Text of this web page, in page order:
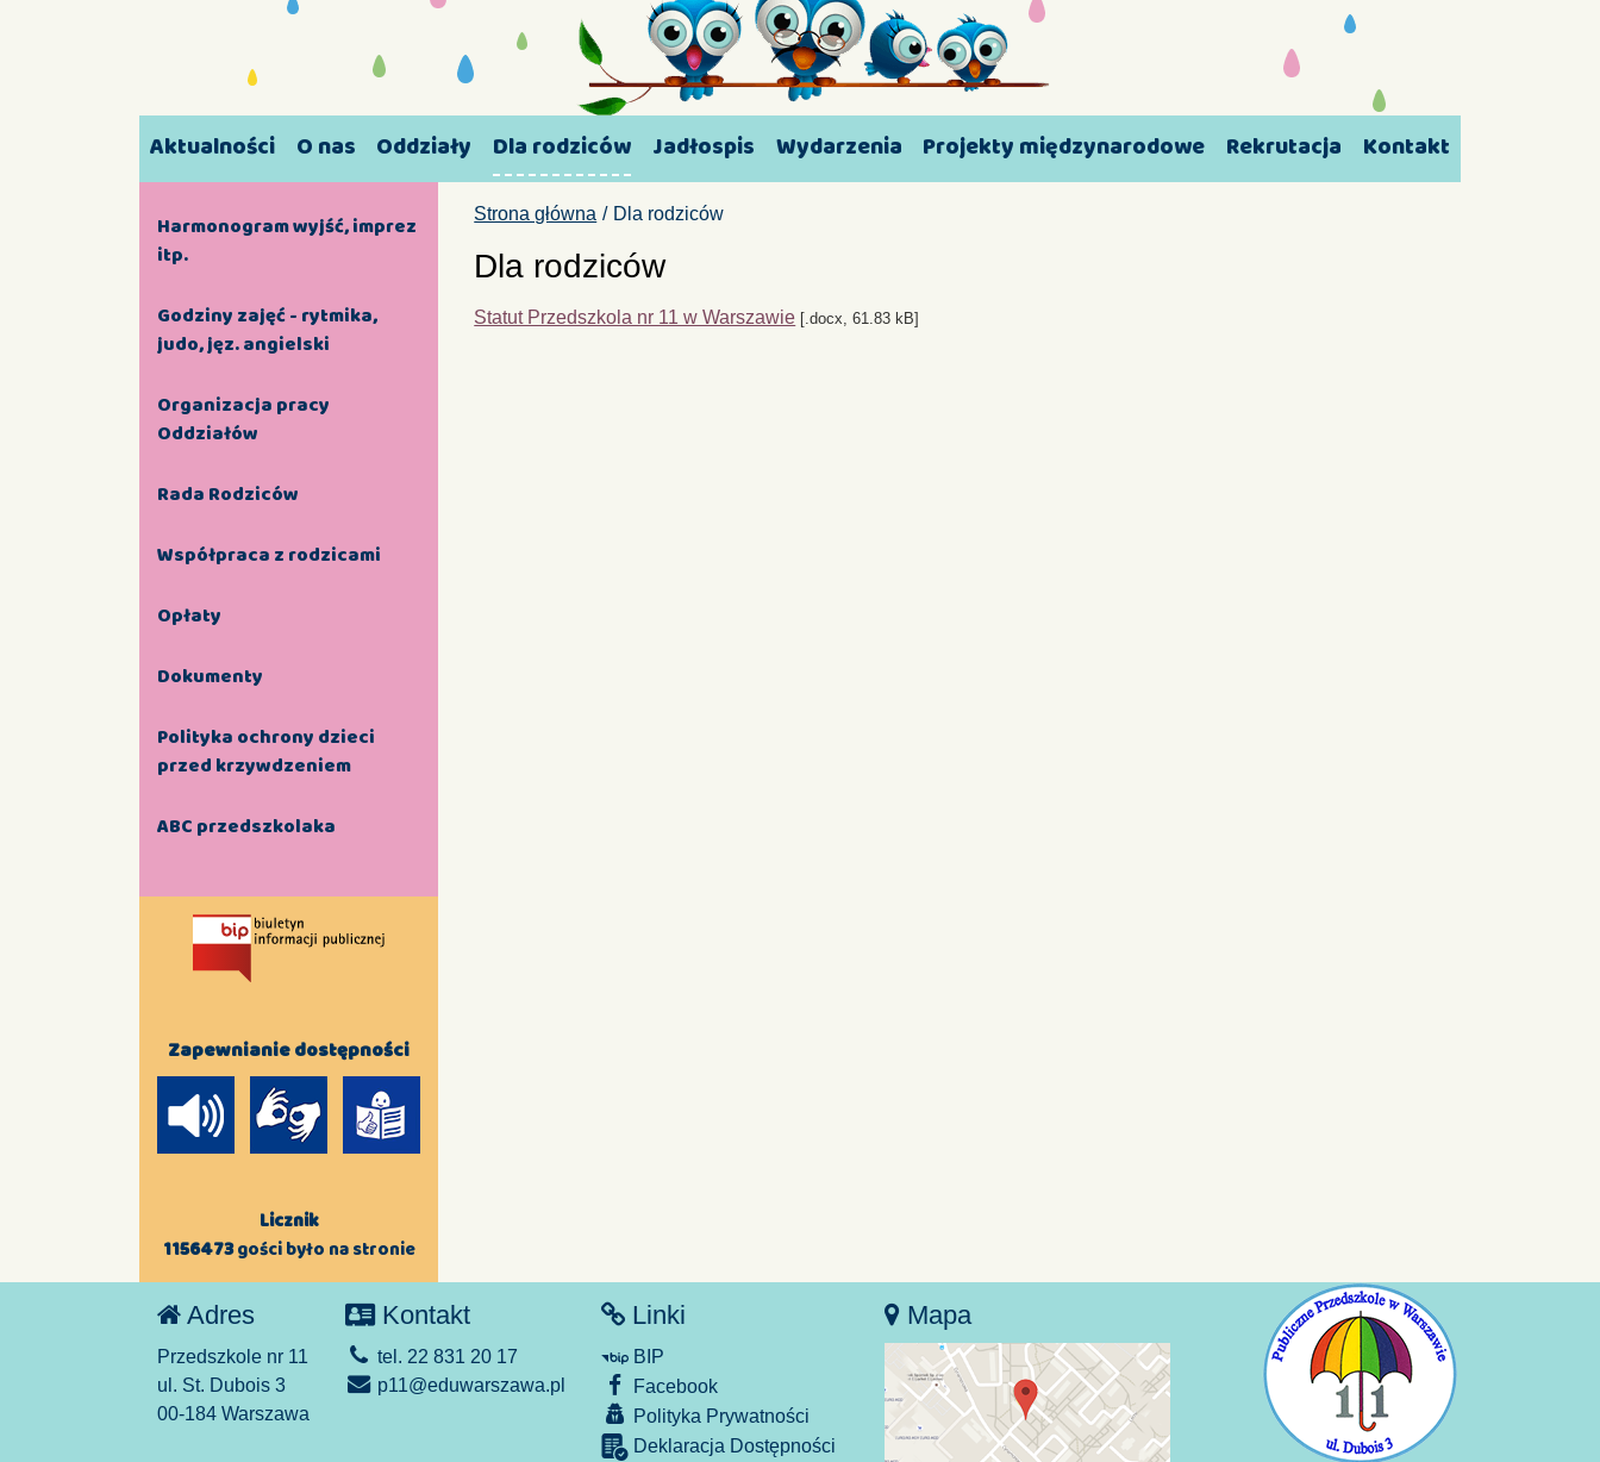
Aktualności O nas Oddziały Dla rodziców Jadłospis Wydarzenia Projekty międzynarodowe Rekrutacja Kontakt
Strona główna Dla rodziców
Dla rodziców
Statut Przedszkola nr 11 w Warszawie [.docx, 61.83 kB]
Harmonogram wyjść, imprez
itp.
Godziny zajęć - rytmika,
judo, jęz. angielski
Organizacja pracy
Oddziałów
Rada Rodziców
Współpraca z rodzicami
Opłaty
Dokumenty
Polityka ochrony dzieci
przed krzywdzeniem
ABC przedszkolaka
Zapewnianie dostępności
Licznik
1156473gości było na stronie
Adres
Przedszkole nr 11
ul. St. Dubois 3
00-184 Warszawa
Kontakt
tel. 22 831 20 17
p11@eduwarszawa.pl
Linki
BIP
Facebook
Polityka Prywatności
Deklaracja Dostępności
Mapa